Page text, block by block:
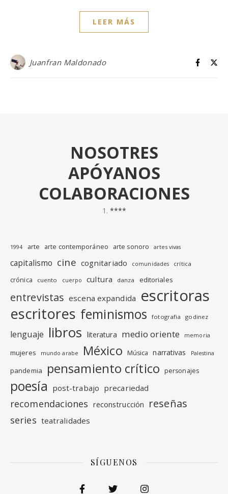
LEER MÁS
Juanfran Maldonado
NOSOTRES
APÓYANOS
COLABORACIONES
****
1994 arte arte contemporáneo arte sonoro artes vivas
capitalismo cine cognitariado comunidades crítica
crónica cuento cuerpo cultura danza editoriales
entrevistas escena expandida escritoras
escritores feminismos fotografia godinez
lenguaje libros literatura medio oriente memoria
mujeres mundo arabe México Música narrativas Palestina
pandemia pensamiento crítico personajes
poesía post-trabajo precariedad
recomendaciones reconstrucción reseñas
series teatralidades
SÍGUENOS